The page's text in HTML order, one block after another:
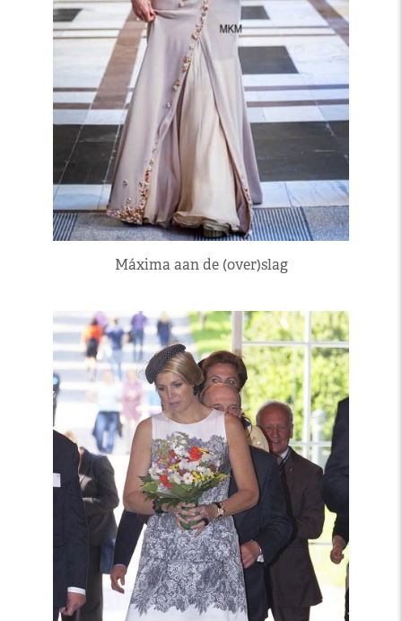
Máxima aan de (over)slag